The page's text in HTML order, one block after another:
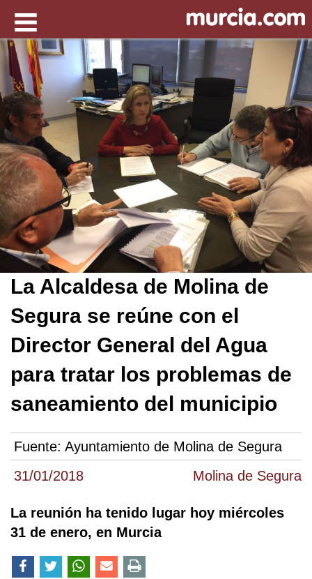
31/01/2018 Molina de Segura
La Alcaldesa de Molina de
Segura se reúne con el
Director General del Agua
para tratar los problemas de
saneamiento del municipio
Fuente: Ayuntamiento de Molina de Segura
La reunión ha tenido lugar hoy miércoles
31 de enero, en Murcia